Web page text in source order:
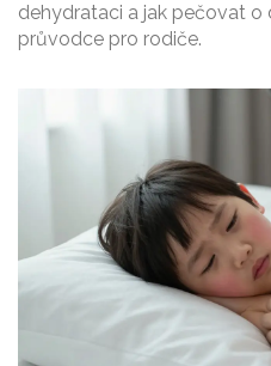
dehydrataci a jak pečovat o
průvodce pro rodiče.